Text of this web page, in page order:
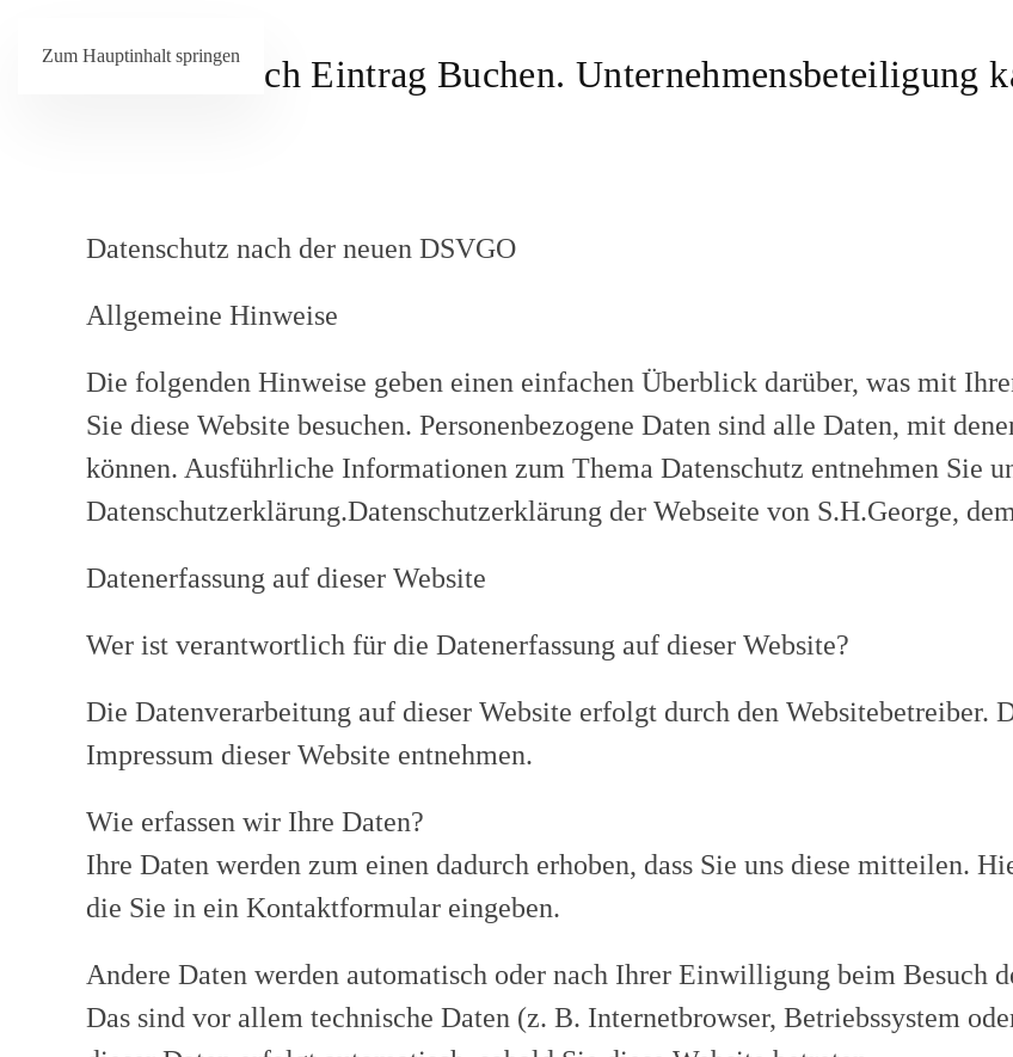
Zum Hauptinhalt springen
Datenschutz nach der neuen DSVGO
Allgemeine Hinweise
Die folgenden Hinweise geben einen einfachen Überblick darüber, was mit
Sie diese Website besuchen. Personenbezogene Daten sind alle Daten, mit
können. Ausführliche Informationen zum Thema Datenschutz entnehmen Sie
Datenschutzerklärung.Datenschutzerklärung der Webseite von S.H.George,
Datenerfassung auf dieser Website
Wer ist verantwortlich für die Datenerfassung auf dieser Website?
Die Datenverarbeitung auf dieser Website erfolgt durch den Websitebetreiber.
Impressum dieser Website entnehmen.
Wie erfassen wir Ihre Daten?
Ihre Daten werden zum einen dadurch erhoben, dass Sie uns diese mitteilen.
die Sie in ein Kontaktformular eingeben.
Andere Daten werden automatisch oder nach Ihrer Einwilligung beim Besuch
Das sind vor allem technische Daten (z. B. Internetbrowser, Betriebssystem